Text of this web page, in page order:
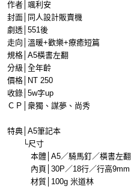
作者│颯利安
封面│同人設計販賣機
劇透│551後
走向│溫暖+歡樂+療癒短篇
規格│A5橫書左翻
分級│全年齡
價格│NT 250
收錄│5w字up
ＣＰ│衆獨、謀夢、尚秀
特典│A5筆記本
└尺寸
本體│A5／騎馬釘／橫書左翻
內頁│30P／18行／行高9mm
材質│100g 米道林